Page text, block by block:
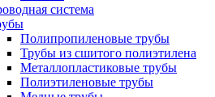
система
Полипропиленовые трубы
Трубы из сшитого полиэтилена
Металлопластиковые трубы
Полиэтиленовые трубы